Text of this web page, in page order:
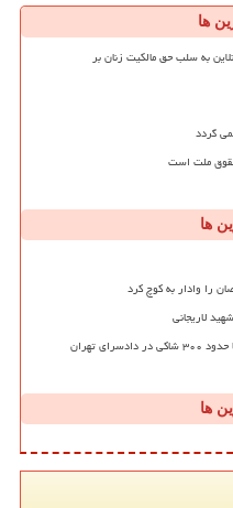
ها
به سلب حق مالکیت زنان بر
گردد
ملت است
ها
را وادار به کوچ کرد
لاریجانی
تهران
ها